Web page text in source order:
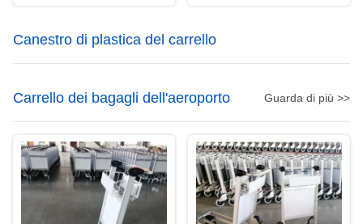
Canestro di plastica del carrello
Carrello dei bagagli dell'aeroporto Guarda di più >>